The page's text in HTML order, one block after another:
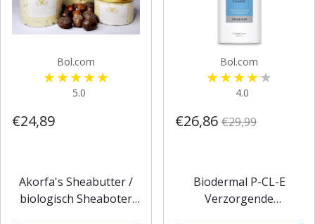
Bol.com
5.0
€24,89
Akorfa's Sheabutter /
biologisch Sheaboter
Bol.com
4.0
€26,86 €29,99
Biodermal P-CL-E
Verzorgende